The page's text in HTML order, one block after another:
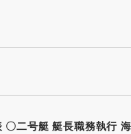
〇二号艇 艇長職務執行